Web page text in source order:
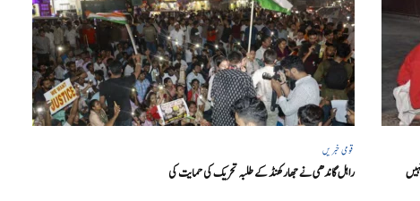
قومی خبریں
راہل گاندھی نے جھارکھنڈ کے طلبہ تحریک کی حمایت کی